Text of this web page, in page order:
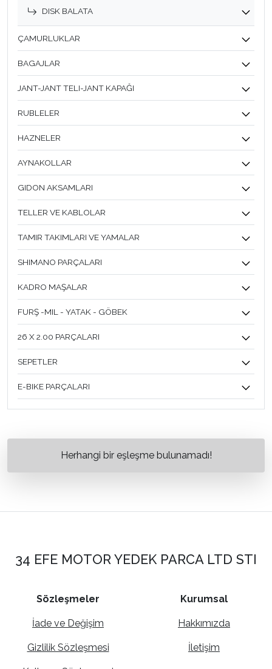
DISK BALATA
ÇAMURLUKLAR
BAGAJLAR
JANT-JANT TELI-JANT KAPAĞI
RUBLELER
HAZNELER
AYNAKOLLAR
GIDON AKSAMLARI
TELLER VE KABLOLAR
TAMIR TAKIMLARI VE YAMALAR
SHIMANO PARÇALARI
KADRO MAŞALAR
FURŞ -MIL - YATAK - GÖBEK
26 X 2.00 PARÇALARI
SEPETLER
E-BIKE PARÇALARI
Herhangi bir eşleşme bulunamadı!
34 EFE MOTOR YEDEK PARCA LTD STI
Sözleşmeler
İade ve Değişim
Gizlilik Sözleşmesi
Kurumsal
Hakkımızda
İletişim